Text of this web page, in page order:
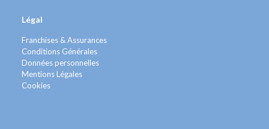
Légal
Franchises & Assurances
Conditions Générales
Données personnelles
Mentions Légales
Cookies